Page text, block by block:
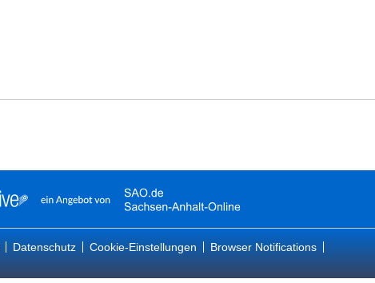
Datenschutz Cookie-Einstellungen Browser Notifications